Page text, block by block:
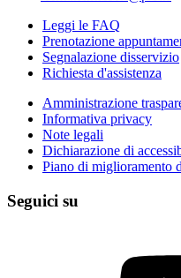
Leggi le FAQ
Prenotazione
Segnalazione disservizio
Richiesta d'assistenza
Amministrazione
Informativa privacy
Note legali
Dichiarazione di
Piano di miglioramento
Seguici su